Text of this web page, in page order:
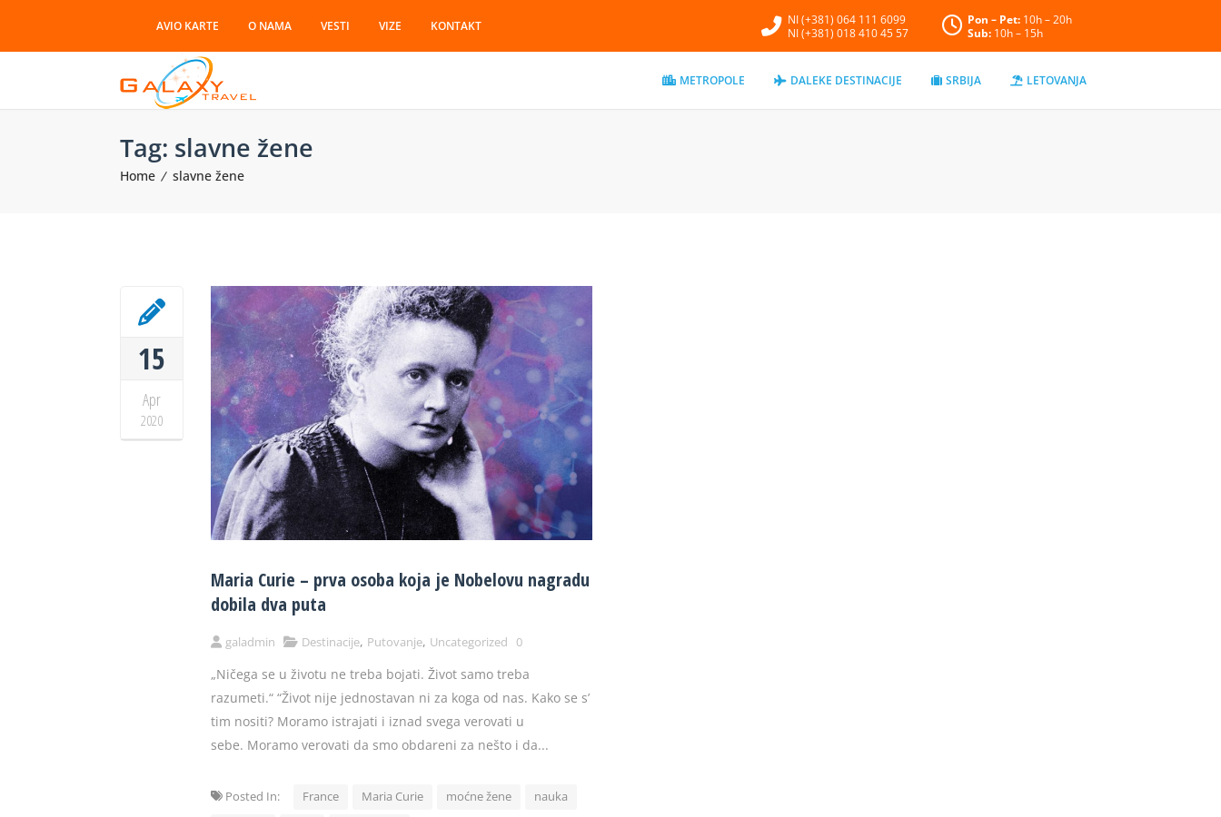
AVIO KARTE O NAMA VESTI VIZE KONTAKT
NI (+381) 064 111 6099
NI (+381) 018 410 45 57
Pon – Pet:10h – 20h
Sub:10h – 15h
METROPOLE DALEKE DESTINACIJE SRBIJA LETOVANJA
Tag: slavne žene
Home slavne žene
15
Apr
2020
Maria Curie – prva osoba koja je Nobelovu nagradu
dobila dva puta
galadmin Destinacije, Putovanje, Uncategorized 0
„Ničega se u životu ne treba bojati. Život samo treba
razumeti.“ “Život nije jednostavan ni za koga od nas. Kako se s’
tim nositi? Moramo istrajati i iznad svega verovati u
sebe. Moramo verovati da smo obdareni za nešto i da...
Posted In: France Maria Curie moćne žene
nauka